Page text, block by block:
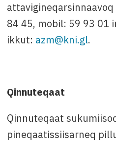
84 45, mobil: 59 93 01
ikkut: azm@kni.gl.
Qinnuteqaat
Qinnuteqaat
pineqaatissiisarneq